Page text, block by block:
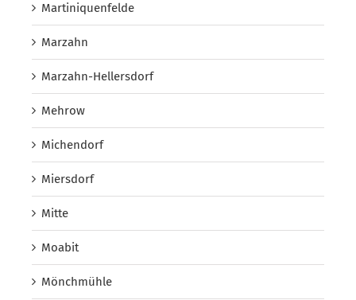
Martiniquenfelde
Marzahn
Marzahn-Hellersdorf
Mehrow
Michendorf
Miersdorf
Mitte
Moabit
Mönchmühle